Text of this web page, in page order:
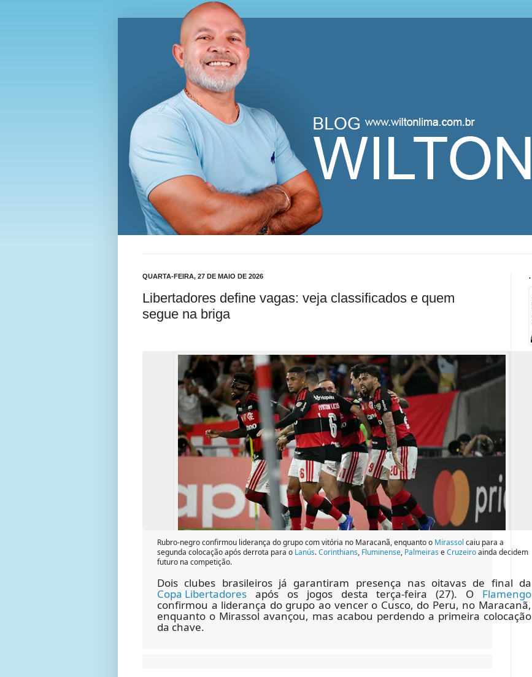
Blog Wilton Lima
QUARTA-FEIRA, 27 DE MAIO DE 2026
Libertadores define vagas: veja classificados e quem
segue na briga
Rubro-negro confirmou liderança do grupo com vitória no Maracanã, enquanto o Mirassol caiu para a
segunda colocação após derrota para o Lanús.Corinthians, Fluminense, Palmeiras eCruzeiroainda decidem
futuro na competição.
Dois clubes brasileiros já garantiram presença nas oitavas de final da
Copa Libertadores após os jogos desta terça-feira (27). O Flamengo
confirmou a liderança do grupo ao vencer o Cusco, do Peru, no Maracanã,
enquanto o Mirassol avançou, mas acabou perdendo a primeira colocação
da chave.
.